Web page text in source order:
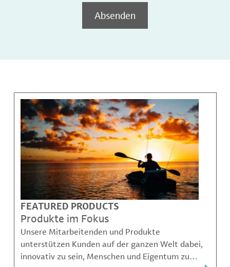
Absenden
FEATURED PRODUCTS
Produkte im Fokus
Unsere Mitarbeitenden und Produkte
unterstützen Kunden auf der ganzen Welt dabei,
innovativ zu sein, Menschen und Eigentum zu